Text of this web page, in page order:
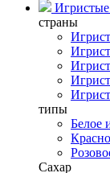
страны
типы
Белое
Сахар